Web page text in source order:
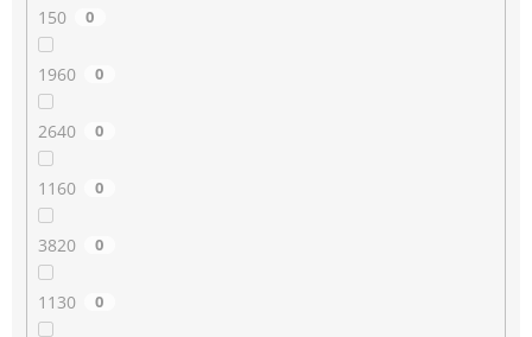
150 0
1960 0
2640 0
1160 0
3820 0
1130 0